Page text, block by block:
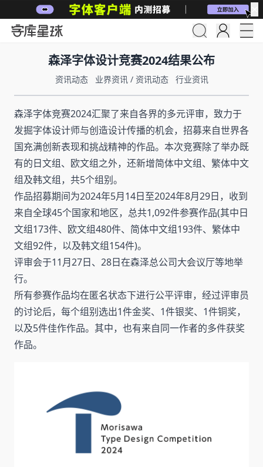
森泽字体设计竞赛2024结果公布
资讯动态 业界资讯 / 资讯动态 行业资讯
森泽字体竞赛2024汇聚了来自各界的多元评审，致力于
发掘字体设计师与创造设计传播的机会，招募来自世界各
国充满创新表现和挑战精神的作品。本次竞赛除了举办既
有的日文组、欧文组之外，还新增简体中文组、繁体中文
组及韩文组，共5个组别。
作品招募期间为2024年5月14日至2024年8月29日，收到
来自全球45个国家和地区，总共1,092件参赛作品(其中日
文组173件、欧文组480件、简体中文组193件、繁体中
文组92件，以及韩文组154件)。
评审会于11月27日、28日在森泽总公司大会议厅等地举
行。
所有参赛作品均在匿名状态下进行公平评审，经过评审员
的讨论后，每个组别选出1件金奖、1件银奖、1件铜奖，
以及5件佳作作品。其中，也有来自同一作者的多件获奖
作品。